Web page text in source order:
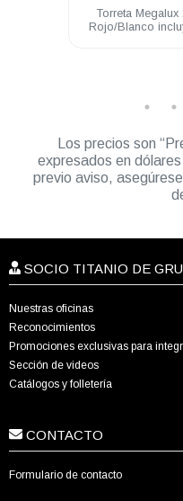
Mini
Los precios son
expresados en
previo aviso,
SOCIO TITANIO DE
Nuestras oficinas
Reconocimientos
Promociones exclusivas para
Sección de videos
Catálogos y folletería
CONTACTO
Formulario de contacto